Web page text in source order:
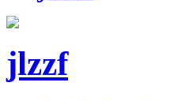
jlzzf